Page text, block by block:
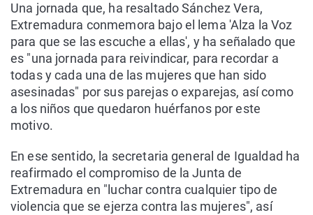
Una jornada que, ha resaltado Sánchez Vera,
Extremadura conmemora bajo el lema 'Alza la Voz
para que se las escuche a ellas', y ha señalado que
es "una jornada para reivindicar, para recordar a
todas y cada una de las mujeres que han sido
asesinadas" por sus parejas o exparejas, así como
a los niños que quedaron huérfanos por este
motivo.
En ese sentido, la secretaria general de Igualdad ha
reafirmado el compromiso de la Junta de
Extremadura en "luchar contra cualquier tipo de
violencia que se ejerza contra las mujeres", así